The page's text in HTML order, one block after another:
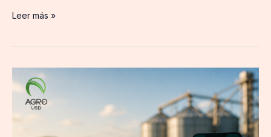
Leer más »
AGROUSD
impulsa